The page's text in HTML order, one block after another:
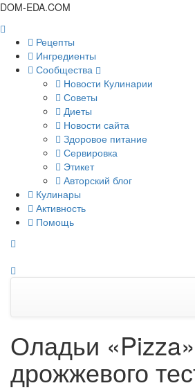
DOM-EDA.COM
Рецепты
Ингредиенты
Сообщества
Новости Кулинарии
Советы
Диеты
Новости сайта
Здоровое питание
Сервировка
Этикет
Авторский блог
Кулинары
Активность
Помощь
Оладьи
дрожжевого